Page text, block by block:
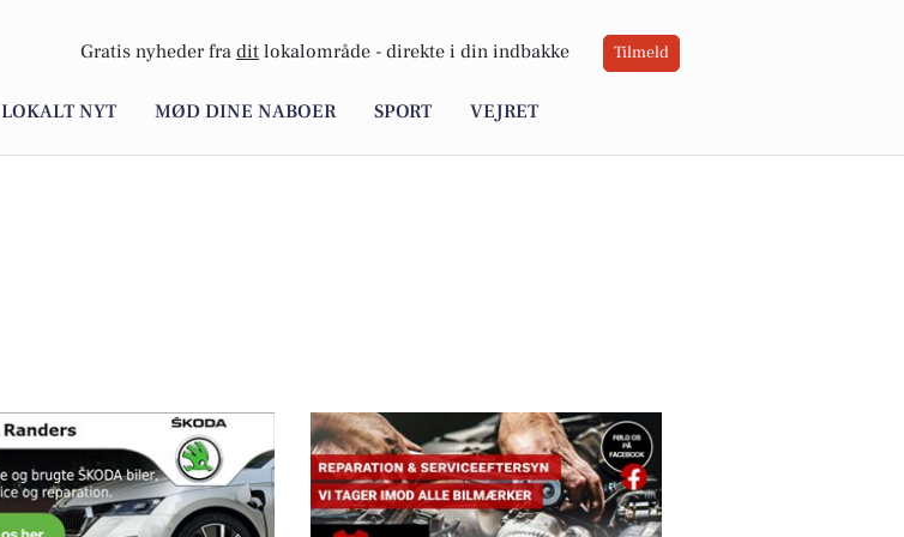
Gratis nyheder fra dit lokalområde - direkte i din indbakke Tilmeld
LOKALT NYT MØD DINE NABOER SPORT VEJRET